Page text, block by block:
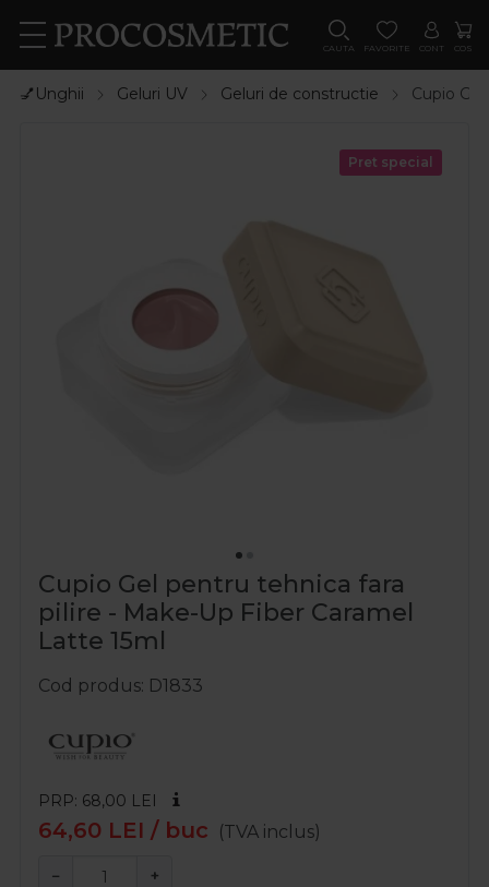
CAUTA FAVORITE CONT COS
💅Unghii Geluri UV Geluri de constructie Cupio
Pret special
Cupio Gel pentru tehnica fara
pilire - Make-Up Fiber Caramel
Latte 15ml
Cod produs D1833
PRP: 68,00 LEI
64,60 LEI / buc (TVA inclus)
− +